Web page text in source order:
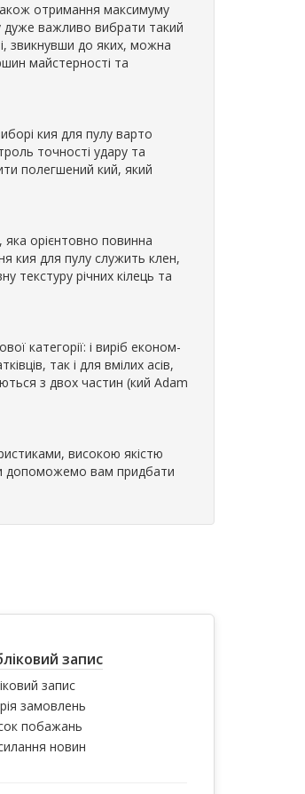
отримання максимуму
дуже важливо вибрати такий
звикнувши до яких, можна
майстерності та
кия для пулу варто
точності удару та
полегшений кий, який
орієнтовно повинна
кия для пулу служить клен,
текстуру річних кілець та
категорії: і виріб економ-
так і для вмілих асів,
з двох частин (кий Adam
високою якістю
допоможемо вам придбати
запис
запис
замовлень
побажань
новин